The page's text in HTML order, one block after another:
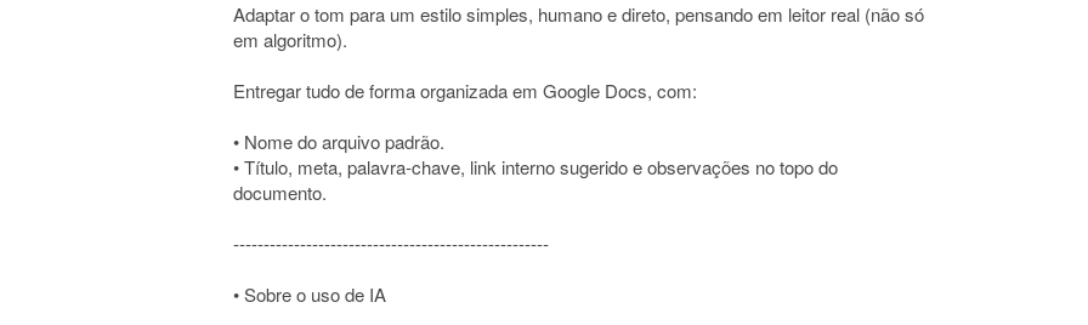
Adaptar o tom para um estilo simples, humano e direto, pensando em leitor real (não só
em algoritmo).
Entregar tudo de forma organizada em Google Docs, com:
• Nome do arquivo padrão.
• Título, meta, palavra-chave, link interno sugerido e observações no topo do
documento.
----------------------------------------------------
• Sobre o uso de IA